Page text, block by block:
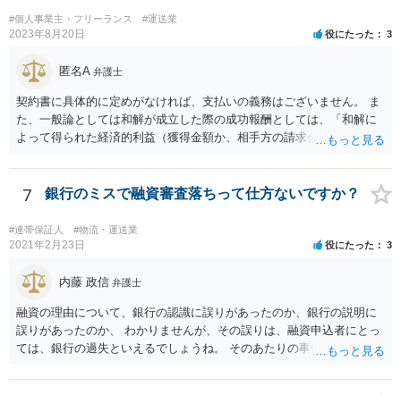
#個人事業主・フリーランス #運送業
2023年8月20日 役にたった 3
匿名A 弁護士
契約書に具体的に定めがなければ、支払いの義務はございません。 ま
た、一般論としては和解が成立した際の成功報酬としては、「和解に
よって得られた経済的利益（獲得金額か、相手方の請求金額からの減
的な事件の内容や状況によって様々別の処理があり得ます。 なお、判
決での解決ではなく、和解での解決だから成功報酬が低いということ
はあまり一般的ではないように思います（和解であっても判決であっ
ても経済的利益に応じた成功報酬とする場合が多いように思いま
す）。 いずれにしても具体的な契約書の内容を拝見しないことにはご
尋ねいただくことです、次点は、公開相談ではなく契約書を元に他の
弁護士に直接ご相談いただくことです。
7 銀行のミスで融資審査落ちって仕方ないですか？
#連帯保証人 #物流・運送業
2021年2月23日 役にたった 3
内藤 政信 弁護士
融資の理由について、銀行の認識に誤りがあったのか、銀行の説明に
誤りがあったのか、 わかりませんが、その誤りは、融資申込者にとっ
ては、銀行の過失といえるでしょうね。 そのあたりの事情について、
するといいでしょう。